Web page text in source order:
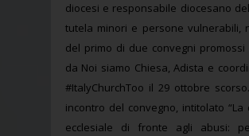
diocesi e responsabile diocesano
tutela minori e persone vulnerabili,
del primo di due convegni promossi
da Noi siamo Chiesa, Adista e
#ItalyChurchToo il 29 ottobre
incontro del convegno, intitolato “La
ecclesiale di fronte agli abusi: